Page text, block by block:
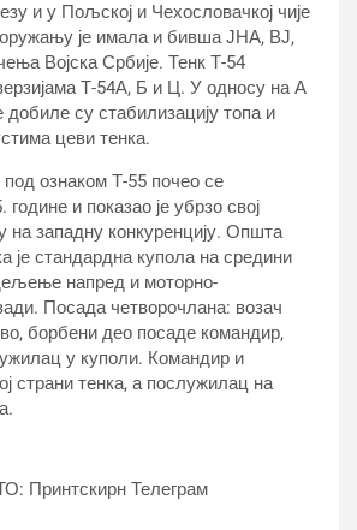
и у Пољској и Чехословачкој чије
је имала и бивша ЈНА, ВЈ,
Војска Србије. Тенк Т-54
Т-54А, Б и Ц. У односу на А
добиле су стабилизацију топа и
цеви тенка.
ознаком Т-55 почео се
године и показао је убрзо свој
на западну конкуренцију. Општа
је стандардна купола на средини
напред и моторно-
Посада четворочлана: возач
борбени део посаде командир,
у куполи. Командир и
страни тенка, а послужилац на
Принтскирн Телеграм